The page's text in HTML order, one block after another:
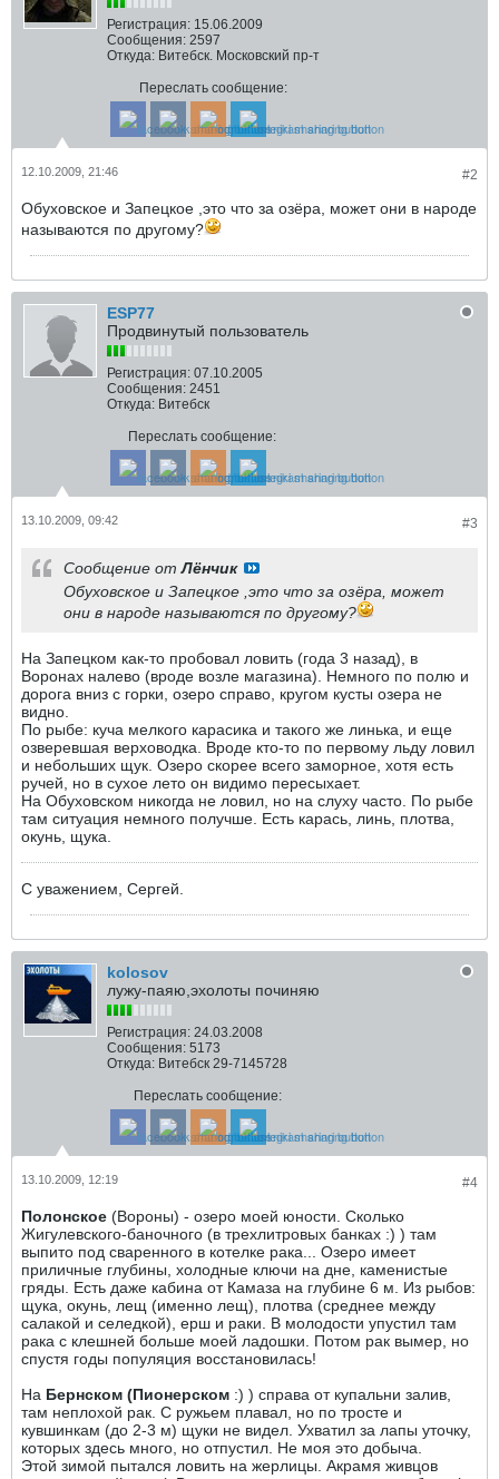
Регистрация: 15.06.2009
Сообщения: 2597
Откуда: Витебск. Московский пр-т
Переслать сообщение:
#2
12.10.2009, 21:46
Обуховское и Запецкое ,это что за озёра, может они в народе
называются по другому?
ESP77
Продвинутый пользователь
Регистрация: 07.10.2005
Сообщения: 2451
Откуда: Витебск
Переслать сообщение:
#3
13.10.2009, 09:42
Сообщение отЛёнчик
Обуховское и Запецкое ,это что за озёра, может
они в народе называются по другому?
На Запецком как-то пробовал ловить (года 3 назад), в
Воронах налево (вроде возле магазина). Немного по полю и
дорога вниз с горки, озеро справо, кругом кусты озера не
видно.
По рыбе: куча мелкого карасика и такого же линька, и еще
озверевшая верховодка. Вроде кто-то по первому льду ловил
и небольших щук. Озеро скорее всего заморное, хотя есть
ручей, но в сухое лето он видимо пересыхает.
На Обуховском никогда не ловил, но на слуху часто. По рыбе
там ситуация немного получше. Есть карась, линь, плотва,
окунь, щука.
С уважением, Сергей.
kolosov
лужу-паяю,эхолоты починяю
Регистрация: 24.03.2008
Сообщения: 5173
Откуда: Витебск 29-7145728
Переслать сообщение:
#4
13.10.2009, 12:19
Полонское (Вороны) - озеро моей юности. Сколько
Жигулевского-баночного (в трехлитровых банках :) ) там
выпито под сваренного в котелке рака... Озеро имеет
приличные глубины, холодные ключи на дне, каменистые
гряды. Есть даже кабина от Камаза на глубине 6 м. Из рыбов:
щука, окунь, лещ (именно лещ), плотва (среднее между
салакой и селедкой), ерш и раки. В молодости упустил там
рака с клешней больше моей ладошки. Потом рак вымер, но
спустя годы популяция восстановилась!
На Бернском (Пионерском :) ) справа от купальни залив,
там неплохой рак. С ружьем плавал, но по тросте и
кувшинкам (до 2-3 м) щуки не видел. Ухватил за лапы уточку,
которых здесь много, но отпустил. Не моя это добыча.
Этой зимой пытался ловить на жерлицы. Акрамя живцов